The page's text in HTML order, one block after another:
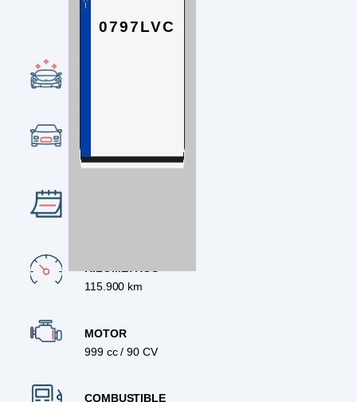
0797LVC
SUV
115.900 km
MOTOR
999 cc / 90 CV
COMBUSTIBLE